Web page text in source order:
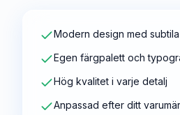
Modern design med
Egen färgpalett och
Hög kvalitet i varje detalj
Anpassad efter ditt